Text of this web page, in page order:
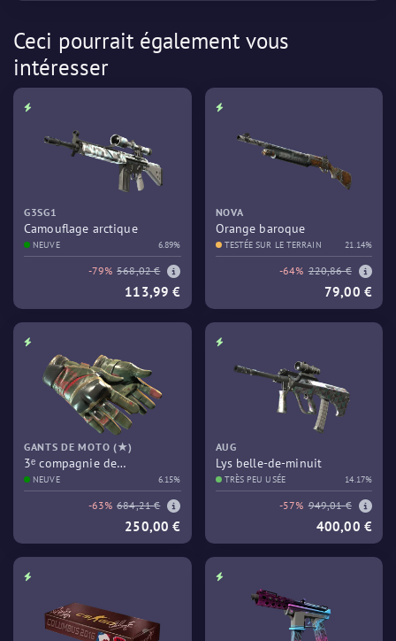
Ceci pourrait également vous
intéresser
G3SG1
Camouflage arctique
NEUVE 6.89%
-79% 568,02 €
113,99 €
NOVA
Orange baroque
TESTÉE SUR LE TERRAIN 21.14%
-64% 220,86 €
79,00 €
GANTS DE MOTO (★)
3ᵉ compagnie de
commandos
NEUVE 6.15%
-63% 684,21 €
250,00 €
AUG
Lys belle-de-minuit
TRÈS PEU USÉE 14.17%
-57% 949,01 €
400,00 €